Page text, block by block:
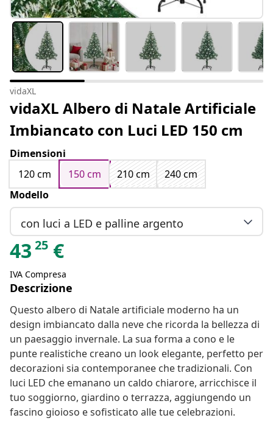
vidaXL
vidaXL Albero di Natale Artificiale
Imbiancato con Luci LED 150 cm
Dimensioni
120 cm
150 cm 210 cm
240 cm
Modello
con luci a LED e palline argento
43 25 €
IVA Compresa
Descrizione
Questo albero di Natale artificiale moderno ha un
design imbiancato dalla neve che ricorda la bellezza di
un paesaggio invernale. La sua forma a cono e le
punte realistiche creano un look elegante, perfetto per
decorazioni sia contemporanee che tradizionali. Con
luci LED che emanano un caldo chiarore, arricchisce il
tuo soggiorno, giardino o terrazza, aggiungendo un
fascino gioioso e sofisticato alle tue celebrazioni.